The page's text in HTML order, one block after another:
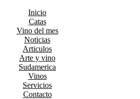
Inicio
Catas
Vino del mes
Noticias
Articulos
Arte y vino
Sudamerica
Vinos
Servicios
Contacto